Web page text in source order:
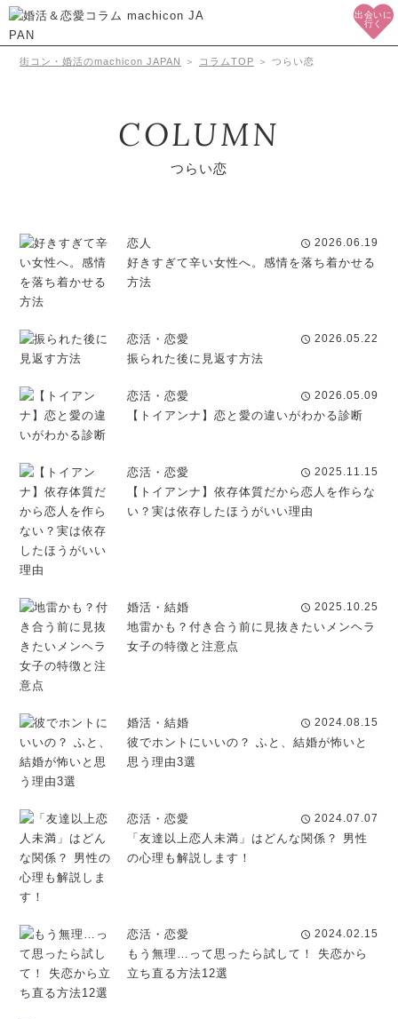
出会いに
行く
街コン・婚活のmachicon JAPAN ＞ コラムTOP ＞ つらい恋
COLUMN
つらい恋
恋人
好きすぎて辛い女性へ。感情を落ち着かせる
方法
schedule 2026.06.19
恋活・恋愛
振られた後に見返す方法
schedule 2026.05.22
恋活・恋愛
【トイアンナ】恋と愛の違いがわかる診断
schedule 2026.05.09
恋活・恋愛
【トイアンナ】依存体質だから恋人を作らな
い？実は依存したほうがいい理由
schedule 2025.11.15
婚活・結婚
地雷かも？付き合う前に見抜きたいメンヘラ
女子の特徴と注意点
schedule 2025.10.25
婚活・結婚
彼でホントにいいの？ ふと、結婚が怖いと
思う理由3選
schedule 2024.08.15
恋活・恋愛
「友達以上恋人未満」はどんな関係？ 男性
の心理も解説します！
schedule 2024.07.07
恋活・恋愛
もう無理…って思ったら試して！ 失恋から
立ち直る方法12選
schedule 2024.02.15